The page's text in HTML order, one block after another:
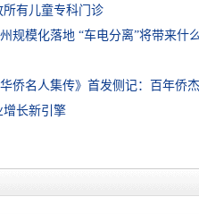
有儿童专科门诊
规模化落地 “车电分离”将带来什么
侨名人集传》首发侧记：百年侨
增长新引擎